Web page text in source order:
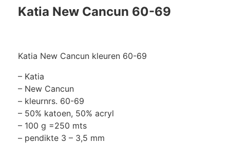
Katia New Cancun 60-69
Katia New Cancun kleuren 60-69
– Katia
– New Cancun
– kleurnrs. 60-69
– 50% katoen, 50% acryl
– 100 g =250 mts
– pendikte 3 – 3,5 mm